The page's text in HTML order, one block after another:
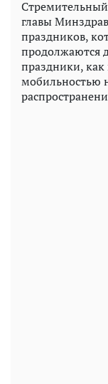
главы
праздников,
продолжаются
праздники,
мобильностью